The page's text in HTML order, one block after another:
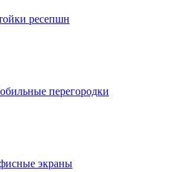
ресепшн
перегородки
экраны